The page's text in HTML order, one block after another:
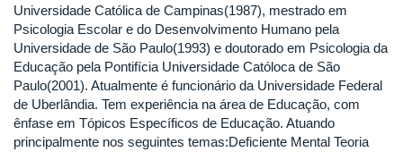
Universidade Católica de Campinas(1987), mestrado em
Psicologia Escolar e do Desenvolvimento Humano pela
Universidade de São Paulo(1993) e doutorado em Psicologia da
Educação pela Pontifícia Universidade Católoca de São
Paulo(2001). Atualmente é funcionário da Universidade Federal
de Uberlândia. Tem experiência na área de Educação, com
ênfase em Tópicos Específicos de Educação. Atuando
principalmente nos seguintes temas:Deficiente Mental Teoria